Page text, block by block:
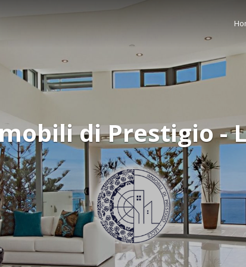
di Prestigio -